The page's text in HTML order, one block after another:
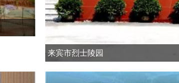
来宾市烈士陵园